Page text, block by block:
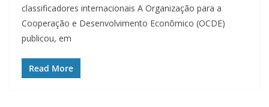
classificadores internacionais A Organização para a
Cooperação e Desenvolvimento Econômico (OCDE)
publicou, em
Read More